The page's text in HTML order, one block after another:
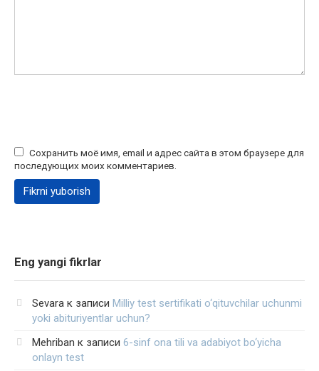
Сохранить моё имя, email и адрес сайта в этом браузере для
последующих моих комментариев.
Eng yangi fikrlar
Sevara к записи Milliy test sertifikati o‘qituvchilar uchunmi
yoki abituriyentlar uchun?
Mehriban к записи 6-sinf ona tili va adabiyot bo‘yicha
onlayn test